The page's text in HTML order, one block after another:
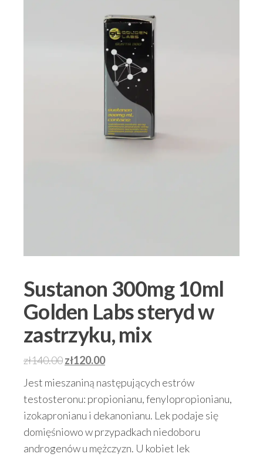
Sustanon 300mg 10ml
Golden Labs steryd w
zastrzyku, mix
zł140.00Pierwotna
cena
wynosiła:
zł140.00.
zł120.00Aktualna
wynosi:
zł120.00.
Jest mieszaniną następujących estrów
testosteronu: propionianu, fenylopropionianu,
izokapronianu i dekanonianu. Lek podaje się
domięśniowo w przypadkach niedoboru
androgenów u mężczyzn. U kobiet lek